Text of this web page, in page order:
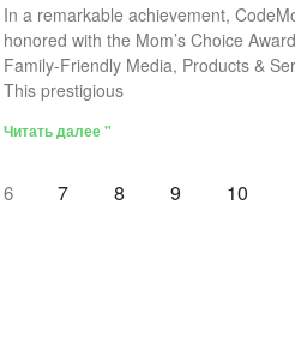
In a remarkable achievement,
honored with the Mom’s Choice
Family-Friendly Media, Products &
This prestigious
Читать далее "
6 7 8 9 10